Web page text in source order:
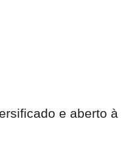
e aberto à